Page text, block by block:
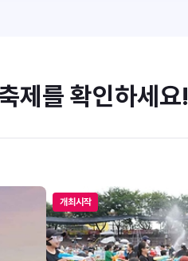
제를 확인하세요!
개최시작